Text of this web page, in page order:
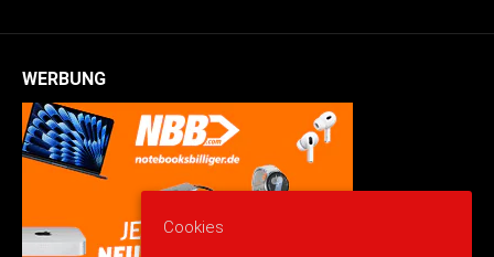
WERBUNG
Cookies